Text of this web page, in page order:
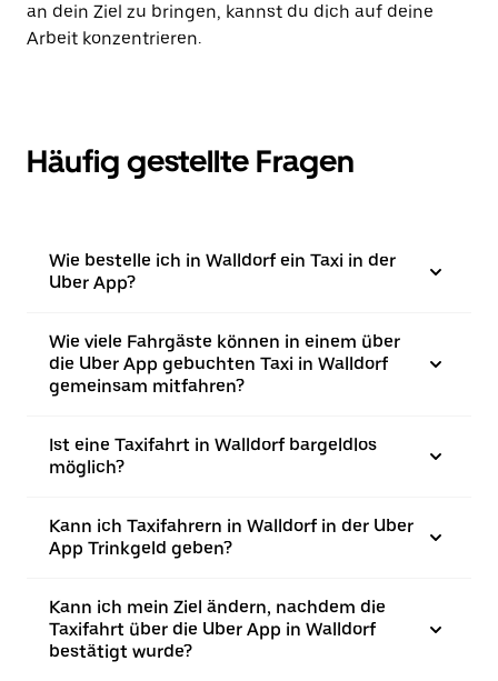
an dein Ziel zu bringen, kannst du dich auf deine
Arbeit konzentrieren.
Häufig gestellte Fragen
Wie bestelle ich in Walldorf ein Taxi in der
Uber App?
Wie viele Fahrgäste können in einem über
die Uber App gebuchten Taxi in Walldorf
gemeinsam mitfahren?
Ist eine Taxifahrt in Walldorf bargeldlos
möglich?
Kann ich Taxifahrern in Walldorf in der Uber
App Trinkgeld geben?
Kann ich mein Ziel ändern, nachdem die
Taxifahrt über die Uber App in Walldorf
bestätigt wurde?